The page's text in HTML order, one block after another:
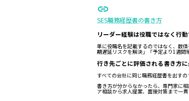
SES職務経歴書の書き方
リーダー経験は役職ではなく行
単に役職名を記載するのではなく、数
期遅延リスクを解決」「予定より1週間
行き先ごとに評価される書き方
すべての会社に同じ職務経歴書を出す
書き方が分からなかったら、専門家に
ア相談から求人提案、面接対策まで一